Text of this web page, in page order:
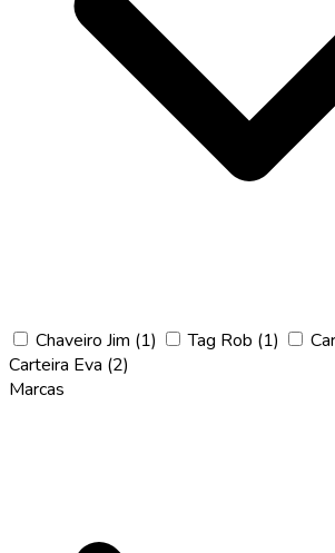
Chaveiro Jim (1) Tag Rob (1)
Carteira Eva (2)
Marcas